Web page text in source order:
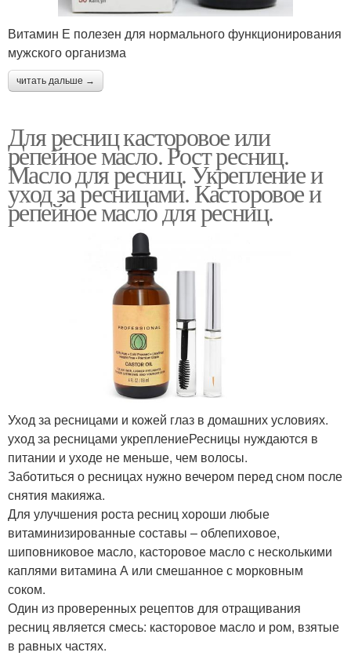
Витамин Е полезен для нормального функционирования
мужского организма
читать дальше →
Для ресниц касторовое или
репейное масло. Рост ресниц.
Масло для ресниц. Укрепление и
уход за ресницами. Касторовое и
репейное масло для ресниц.
Уход за ресницами и кожей глаз в домашних условиях.
уход за ресницами укреплениеРесницы нуждаются в
питании и уходе не меньше, чем волосы.
Заботиться о ресницах нужно вечером перед сном после
снятия макияжа.
Для улучшения роста ресниц хороши любые
витаминизированные составы – облепиховое,
шиповниковое масло, касторовое масло с несколькими
каплями витамина А или смешанное с морковным
соком.
Один из проверенных рецептов для отращивания
ресниц является смесь: касторовое масло и ром, взятые
в равных частях.